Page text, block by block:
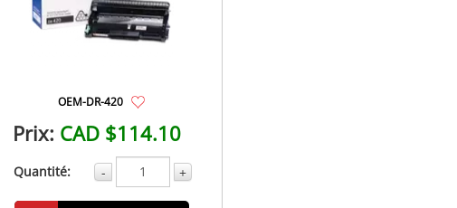
OEM-DR-420
Prix: CAD $114.10
Quantité: - +